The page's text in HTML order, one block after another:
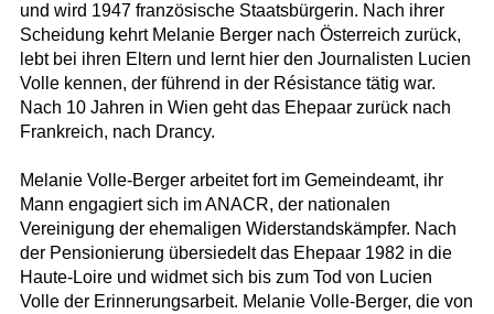
und wird 1947 französische Staatsbürgerin. Nach ihrer
Scheidung kehrt Melanie Berger nach Österreich zurück,
lebt bei ihren Eltern und lernt hier den Journalisten Lucien
Volle kennen, der führend in der Résistance tätig war.
Nach 10 Jahren in Wien geht das Ehepaar zurück nach
Frankreich, nach Drancy.
Melanie Volle-Berger arbeitet fort im Gemeindeamt, ihr
Mann engagiert sich im ANACR, der nationalen
Vereinigung der ehemaligen Widerstandskämpfer. Nach
der Pensionierung übersiedelt das Ehepaar 1982 in die
Haute-Loire und widmet sich bis zum Tod von Lucien
Volle der Erinnerungsarbeit. Melanie Volle-Berger, die von